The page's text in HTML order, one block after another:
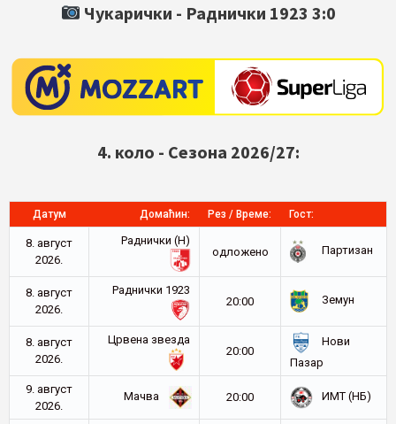
Чукарички - Раднички 1923 3:0
4. коло - Сезона 2026/27:
Датум Домаћин: Рез / Време: Гост:
8. август
2026.
Раднички (Н)
oдложено
Партизан
8. август
2026.
Раднички 1923
20:00
Земун
8. август
2026.
Црвена звезда
20:00
Нови
Пазар
9. август
2026.
Мачва 20:00 ИМТ (НБ)